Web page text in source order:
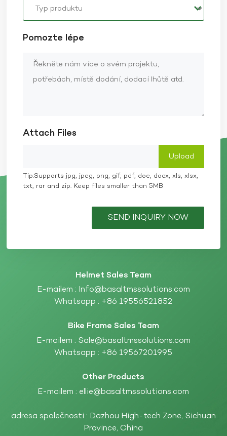
Pomozte lépe
Attach Files
Tip:Supports jpg, jpeg, png, gif, pdf, doc, docx, xls, xlsx,
txt, rar and zip. Keep files smaller than 5MB
SEND INQUIRY NOW
Helmet Sales Team
E-mailem : Info@basaltmssolutions.com
Whatsapp : +86 19556521852
Bike Frame Sales Team
E-mailem : Sale@basaltmssolutions.com
Whatsapp : +86 19567201995
Other Products
E-mailem : ellie@basaltmssolutions.com
adresa společnosti : Dazhou High-tech Zone, Sichuan
Province, China